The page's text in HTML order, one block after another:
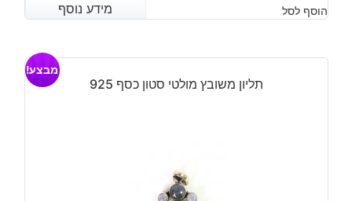
המקורי
היה:
הנוכחי
הוא:
מידע נוסף הוסף לסל מידע נוסף
תליון משובץ מולטי סטון כסף 925
מבצע!